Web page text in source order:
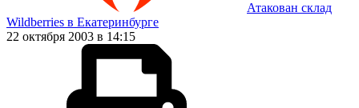
Атакован склад
Wildberries в Екатеринбурге
22 октября 2003 в 14:15